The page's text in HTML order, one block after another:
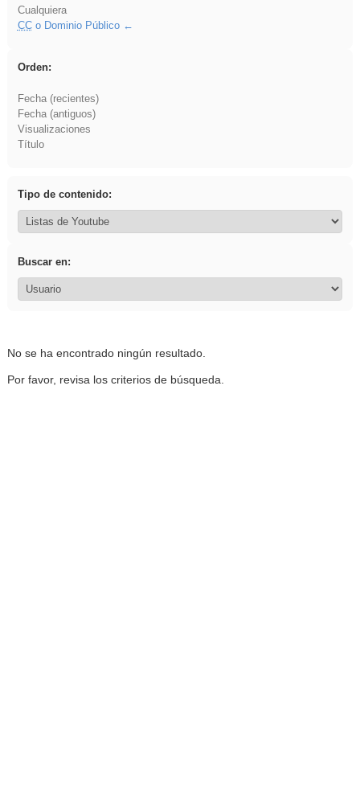
Cualquiera
CCo Dominio Público
Orden:
Fecha (recientes)
Fecha (antiguos)
Visualizaciones
Título
Tipo de contenido:
Buscar en:
No se ha encontrado ningún resultado.
Por favor, revisa los criterios de búsqueda.